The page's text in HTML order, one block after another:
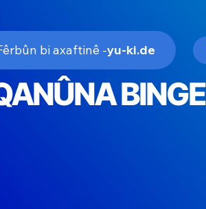
yu-ki.de
- Fêrbûn bi axaftinê